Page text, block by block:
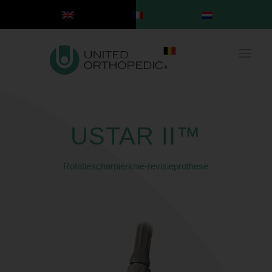
USTAR II™
Rotatiescharnierknie-revisieprothese